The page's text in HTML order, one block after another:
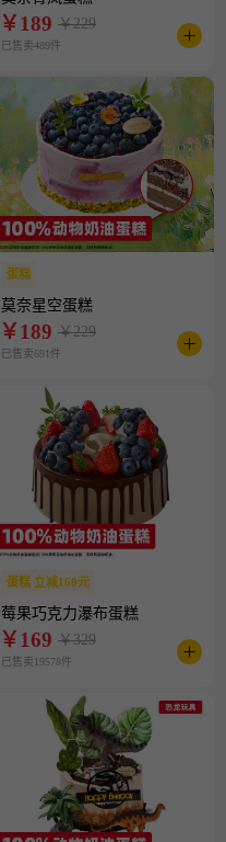
￥189 ￥229
已售卖489件
蛋糕
莫奈星空蛋糕
￥189 ￥229
已售卖691件
蛋糕 立减160元
莓果巧克力瀑布蛋糕
￥169 ￥329
已售卖19578件